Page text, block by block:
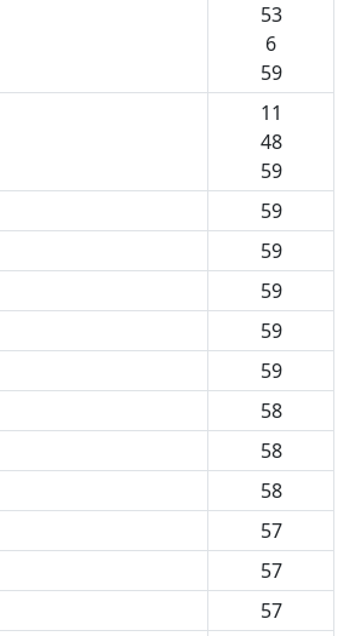
53
6
59
11
48
59
59
59
59
59
59
58
58
58
57
57
57